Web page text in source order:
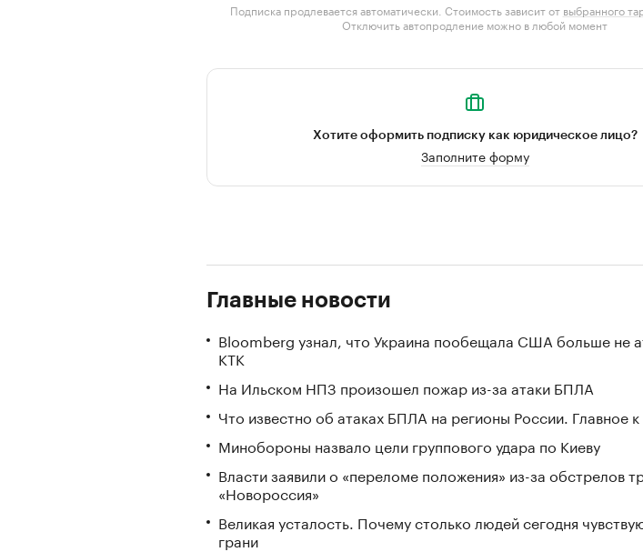
Подписка продлевается автоматически. Стоимость зависит от выбранного
Отключить автопродление можно в любой момент
Хотите оформить подписку как юридическое лицо?
Заполните форму
Главные новости
Bloomberg узнал, что Украина пообещала США больше не
КТК
На Ильском НПЗ произошел пожар из-за атаки БПЛА
Что известно об атаках БПЛА на регионы России. Главное к
Минобороны назвало цели группового удара по Киеву
Власти заявили о «переломе положения» из-за обстрелов
«Новороссия»
Великая усталость. Почему столько людей сегодня
грани